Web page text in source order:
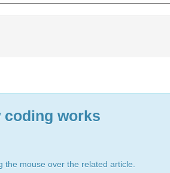
coding works
the mouse over the related article.